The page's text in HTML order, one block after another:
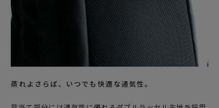
蒸れよさらば、いつでも快適な通気性。